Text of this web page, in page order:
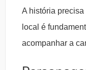
A história
local é
acompanhar a